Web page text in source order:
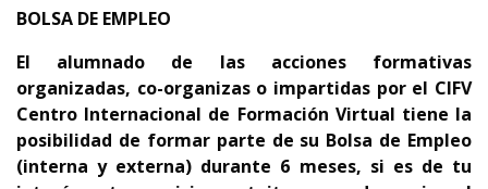
BOLSA DE EMPLEO
El alumnado de las acciones formativas
organizadas, co-organizas o impartidas por el CIFV
Centro Internacional de Formación Virtual tiene la
posibilidad de formar parte de su Bolsa de Empleo
(interna y externa) durante 6 meses, si es de tu